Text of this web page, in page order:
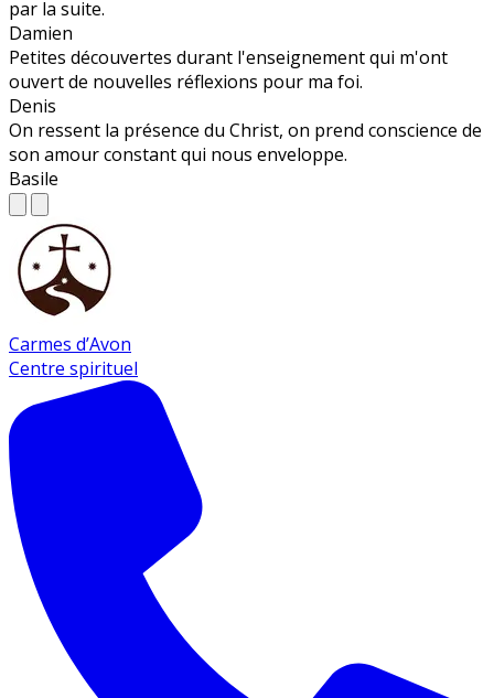
par la suite.
Damien
Petites découvertes durant l'enseignement qui m'ont
ouvert de nouvelles réflexions pour ma foi.
Denis
On ressent la présence du Christ, on prend conscience de
son amour constant qui nous enveloppe.
Basile
Carmes d’Avon
Centre spirituel